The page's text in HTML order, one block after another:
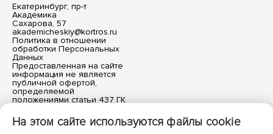
На этом сайте используются файлы cookie
Екатеринбург, пр-т
Академика
Сахарова, 57
akademicheskiy@kortros.ru
Политика в отношении
обработки Персональных
Данных
Предоставленная на сайте
информация не является
публичной офертой,
определяемой
положениями статьи 437 ГК
материалы носят
информационный характер.